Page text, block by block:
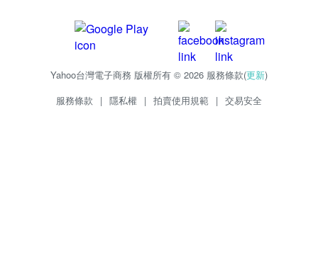
Yahoo台灣電子商務 版權所有 © 2026 服務條款(更新)
服務條款
| 隱私權 | 拍賣使用規範 | 交易安全